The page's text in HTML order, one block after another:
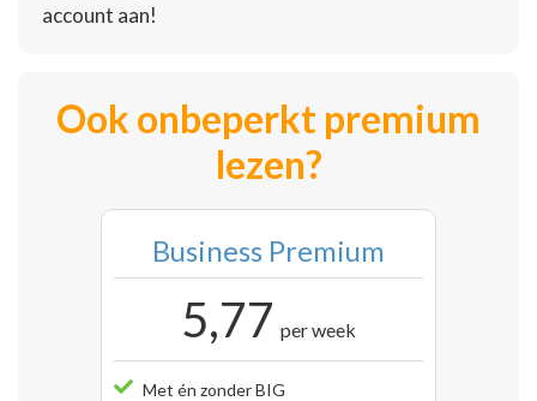
account aan!
Ook onbeperkt premium
lezen?
Business Premium
5,77 per week
Met én zonder BIG